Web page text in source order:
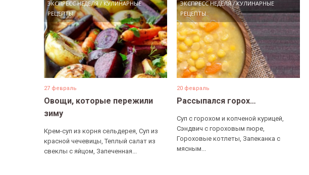
ЭКСПРЕСС НЕДЕЛЯ/КУЛИНАРНЫЕ
РЕЦЕПТЫ
27 февраль
Овощи, которые пережили
зиму
Крем-суп из корня сельдерея, Суп из
красной чечевицы, Теплый салат из
свеклы с яйцом, Запеченная...
ЭКСПРЕСС НЕДЕЛЯ/КУЛИНАРНЫЕ
РЕЦЕПТЫ
20 февраль
Рассыпался горох…
Суп с горохом и копченой курицей,
Сэндвич с гороховым пюре,
Гороховые котлеты, Запеканка с
мясным...